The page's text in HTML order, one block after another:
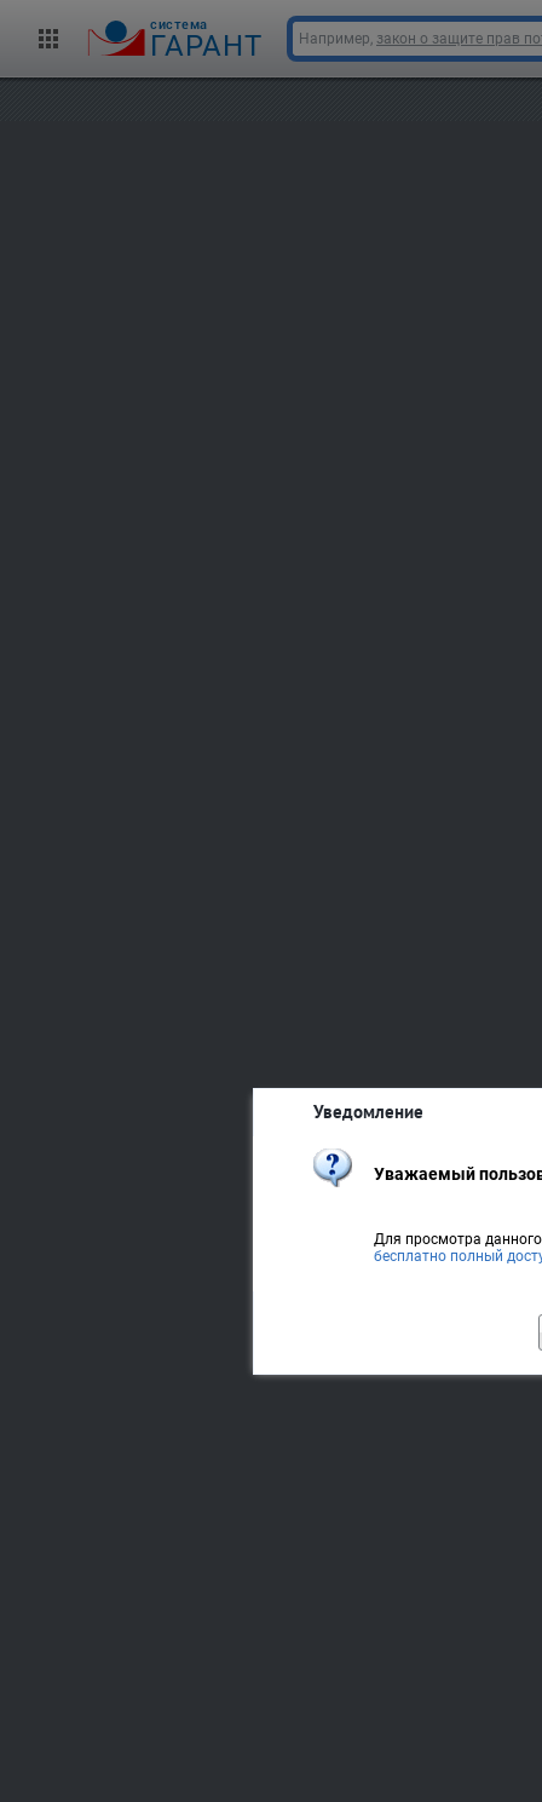
cистема
ГАРАНТ Например, закон о защите прав
Уведомление
Уважаемый
Для просмотра
бесплатно полный